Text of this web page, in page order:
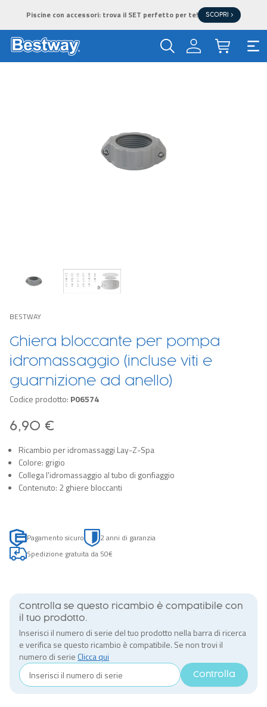
Piscine con accessori: trova il SET perfetto per te! SCOPRI >
BESTWAY
Ghiera bloccante per pompa
idromassaggio (incluse viti e
guarnizione ad anello)
Codice prodotto: P06574
6,90 €
Ricambio per idromassaggi Lay-Z-Spa
Colore: grigio
Collega l'idromassaggio al tubo di gonfiaggio
Contenuto: 2 ghiere bloccanti
Pagamento sicuro
2 anni di garanzia
Spedizione gratuita da 50€
Controlla se questo ricambio è compatibile con
il tuo prodotto.
Inserisci il numero di serie del tuo prodotto nella barra di ricerca
e verifica se questo ricambio è compatibile. Se non trovi il
numero di serie Clicca qui
Controlla